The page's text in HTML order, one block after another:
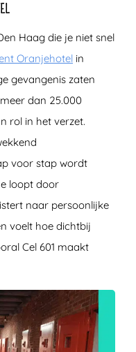
Haag die je niet snel
Oranjehotel in
gevangenis zaten
dan 25.000
rol in het verzet.
voor stap wordt
loopt door
naar persoonlijke
voelt hoe dichtbij
Cel 601 maakt